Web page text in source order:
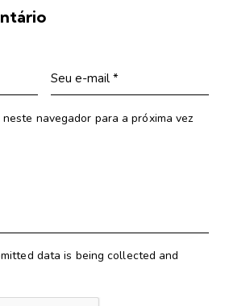
navegador para a próxima vez
data is being collected and